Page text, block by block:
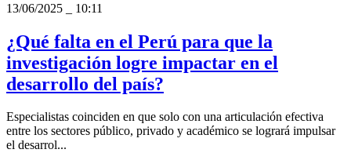
13/06/2025
10:11
¿Qué falta en el Perú para que la
investigación logre impactar en el
desarrollo del país?
Especialistas coinciden en que solo con una articulación efectiva
entre los sectores público, privado y académico se logrará impulsar
el desarrol...